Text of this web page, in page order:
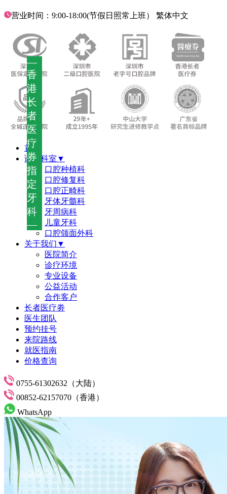
—
香
港
长
者
医
疗
券
指
定
牙
科
—
营业时间：9:00-18:00(节假日照常上班） 繁体中文
首页
诊疗科室▼
口腔种植科
口腔修复科
口腔正畸科
牙体牙髓科
牙周病科
儿童牙科
口腔颌面外科
关于我们▼
医院简介
诊疗环境
专业设备
公益活动
合作客户
长者医疗劵
医生团队
预约挂号
来院路线
就医指南
价格查询
0755-61302632（大陆）
00852-62157070（香港）
WhatsApp